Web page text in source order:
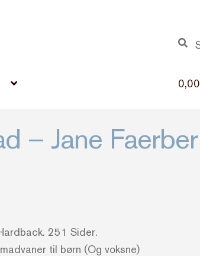
efter:
Søg
0,00
– Jane Faerber
251 Sider.
til børn (Og voksne)